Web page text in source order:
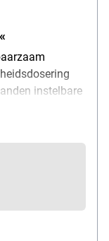
instelbare
240 g /
g) / met
automatisch